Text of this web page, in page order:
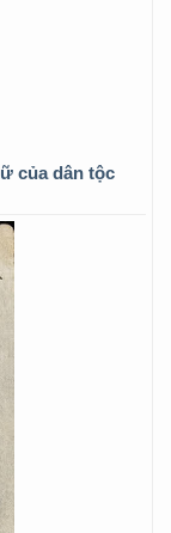
của dân tộc